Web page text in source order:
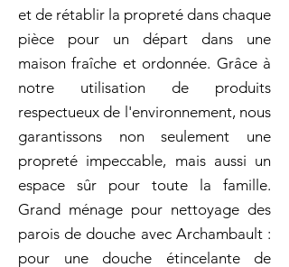
et de rétablir la propreté dans chaque
pièce pour un départ dans une
maison fraîche et ordonnée. Grâce à
notre utilisation de produits
respectueux de l'environnement, nous
garantissons non seulement une
propreté impeccable, mais aussi un
espace sûr pour toute la famille.
Grand ménage pour nettoyage des
parois de douche avec Archambault :
pour une douche étincelante de